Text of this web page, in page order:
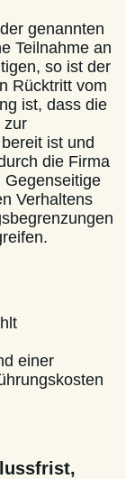
genannten
Teilnahme an
so ist der
Rücktritt vom
ist, dass die
zur
ist und
die Firma
Gegenseitige
Verhaltens
einer